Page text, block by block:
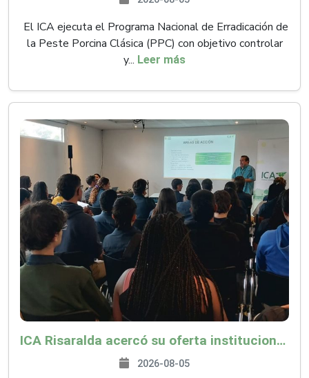
El ICA ejecuta el Programa Nacional de Erradicación de
la Peste Porcina Clásica (PPC) con objetivo controlar
y... Leer más
ICA Risaralda acercó su oferta institucional a productores y emprendedores en Expocamello
2026-08-05